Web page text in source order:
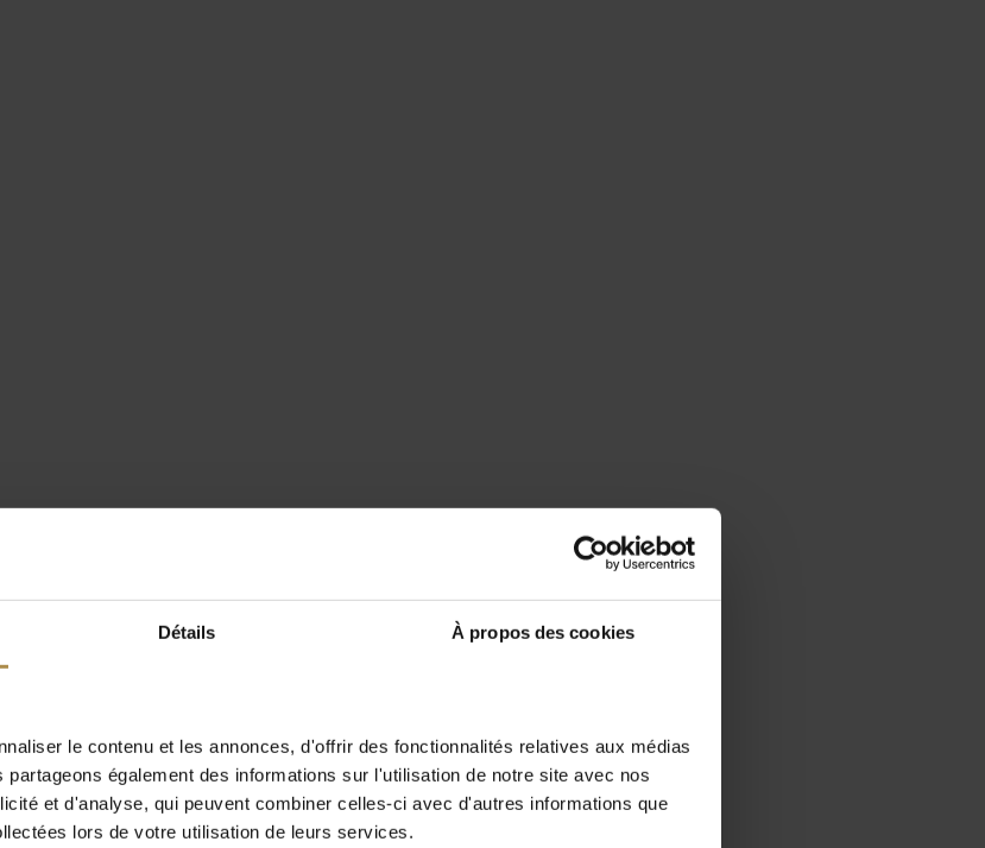
Détails À propos des cookies
le contenu et les annonces, d'offrir des fonctionnalités relatives aux médias
également des informations sur l'utilisation de notre site avec nos
et d'analyse, qui peuvent combiner celles-ci avec d'autres informations que
lors de votre utilisation de leurs services.